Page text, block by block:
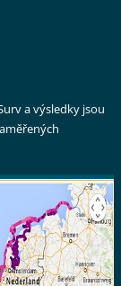
a výsledky jsou